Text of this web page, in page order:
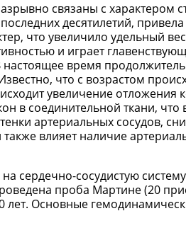
связаны с характером
десятилетий,
что увеличило удельный
и играет
время
что с возрастом
увеличение отложения
в соединительной ткани,
артериальных сосудов,
влияет наличие
сердечно-сосудистую
проба Мартине (20
лет. Основные